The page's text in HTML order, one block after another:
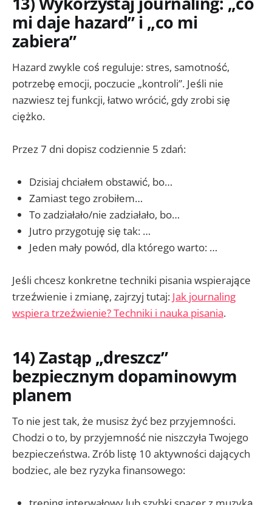
mi daje hazard” i „co mi
zabiera”
Hazard zwykle coś reguluje: stres, samotność,
potrzebę emocji, poczucie „kontroli”. Jeśli nie
nazwiesz tej funkcji, łatwo wrócić, gdy zrobi się
ciężko.
Przez 7 dni dopisz codziennie 5 zdań:
Dzisiaj chciałem obstawić, bo…
Zamiast tego zrobiłem…
To zadziałało/nie zadziałało, bo…
Jutro przygotuję się tak: …
Jeden mały powód, dla którego warto: …
Jeśli chcesz konkretne techniki pisania wspierające
trzeźwienie i zmianę, zajrzyj tutaj: Jak journaling
wspiera trzeźwienie? Techniki i nauka pisania.
14) Zastąp „dreszcz”
bezpiecznym dopaminowym
planem
To nie jest tak, że musisz żyć bez przyjemności.
Chodzi o to, by przyjemność nie niszczyła Twojego
bezpieczeństwa. Zrób listę 10 aktywności dających
bodziec, ale bez ryzyka finansowego: